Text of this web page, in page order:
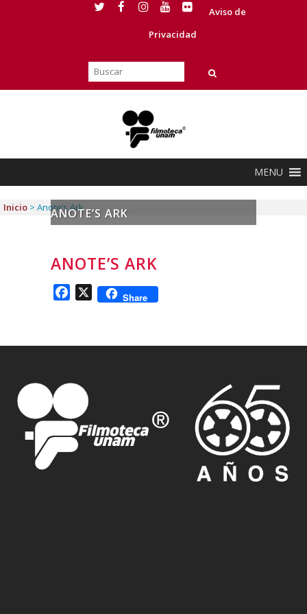
Aviso de
Privacidad
MENU
ANOTE’S ARK
Inicio > Anote’s Ark
ANOTE’S ARK
Facebook
X Share